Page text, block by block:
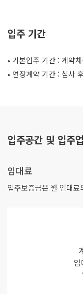
입주 기간
• 기본입주 기간 : 계약
• 연장계약 기간 : 심사
입주공간 및 입주
임대료
입주보증금은 월 임대료